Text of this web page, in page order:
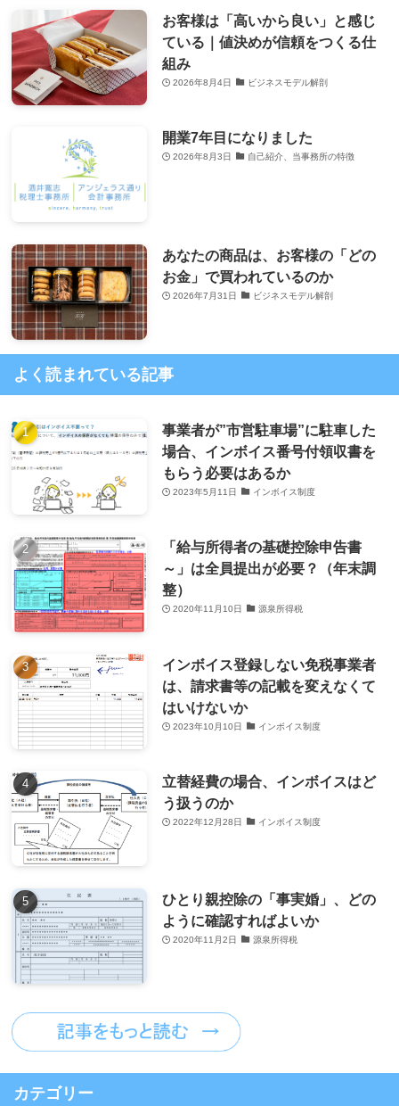
お客様は「高いから良い」と感じ
ている｜値決めが信頼をつくる仕
組み
2026年8月4日 ビジネスモデル解剖
開業7年目になりました
2026年8月3日 自己紹介、当事務所の特徴
あなたの商品は、お客様の「どの
お金」で買われているのか
2026年7月31日 ビジネスモデル解剖
よく読まれている記事
事業者が”市営駐車場”に駐車した
場合、インボイス番号付領収書を
もらう必要はあるか
2023年5月11日 インボイス制度
「給与所得者の基礎控除申告書
～」は全員提出が必要？（年末調
整）
2020年11月10日 源泉所得税
インボイス登録しない免税事業者
は、請求書等の記載を変えなくて
はいけないか
2023年10月10日 インボイス制度
立替経費の場合、インボイスはど
う扱うのか
2022年12月28日 インボイス制度
ひとり親控除の「事実婚」、どの
ように確認すればよいか
2020年11月2日 源泉所得税
カテゴリー